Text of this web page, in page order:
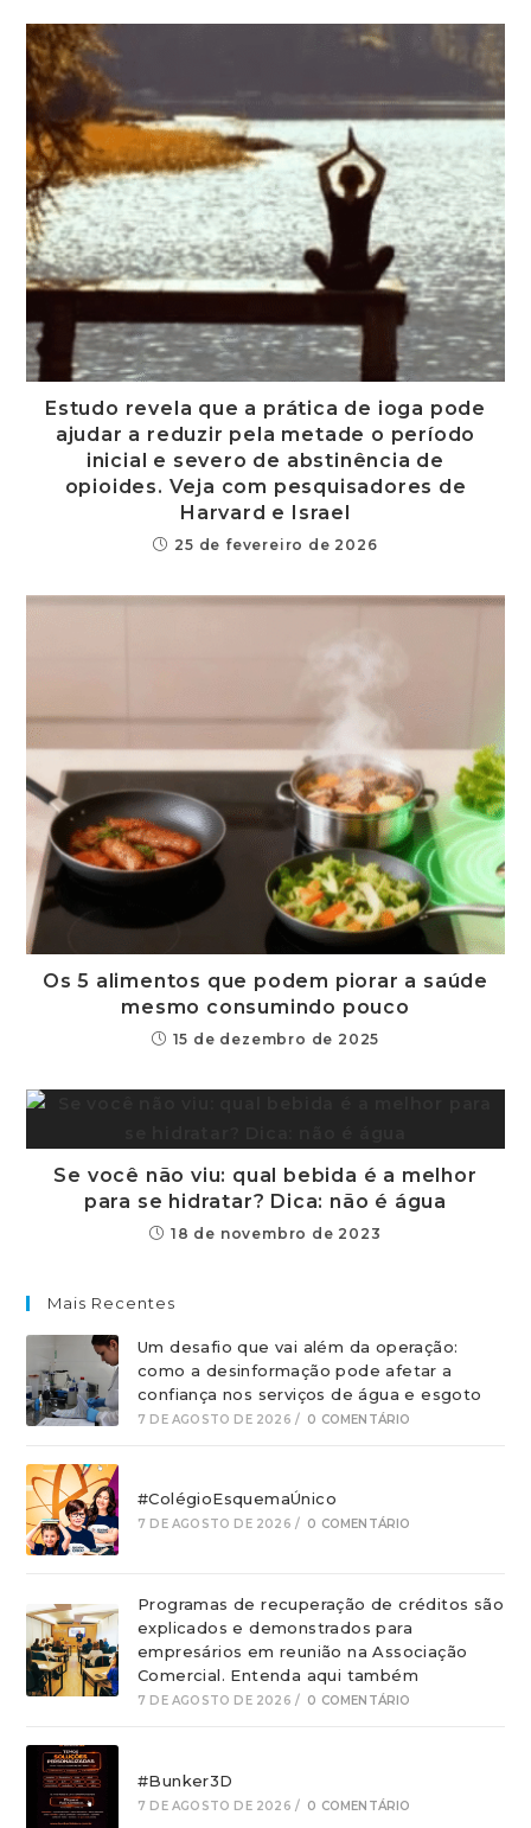
Estudo revela que a prática de ioga pode
ajudar a reduzir pela metade o período
inicial e severo de abstinência de
opioides. Veja com pesquisadores de
Harvard e Israel
25 de fevereiro de 2026
Os 5 alimentos que podem piorar a saúde
mesmo consumindo pouco
15 de dezembro de 2025
Se você não viu: qual bebida é a melhor
para se hidratar? Dica: não é água
18 de novembro de 2023
Mais Recentes
Um desafio que vai além da operação:
como a desinformação pode afetar a
confiança nos serviços de água e esgoto
7 DE AGOSTO DE 2026 / 0 COMENTÁRIO
#ColégioEsquemaÚnico
7 DE AGOSTO DE 2026 / 0 COMENTÁRIO
Programas de recuperação de créditos são
explicados e demonstrados para
empresários em reunião na Associação
Comercial. Entenda aqui também
7 DE AGOSTO DE 2026 / 0 COMENTÁRIO
#Bunker3D
7 DE AGOSTO DE 2026 / 0 COMENTÁRIO